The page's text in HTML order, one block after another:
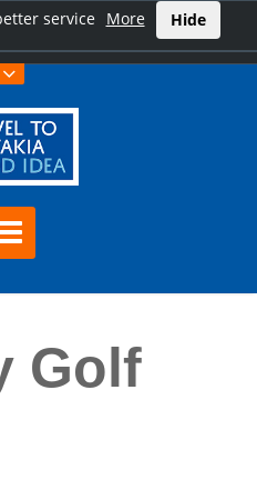
service More Hide
Golf